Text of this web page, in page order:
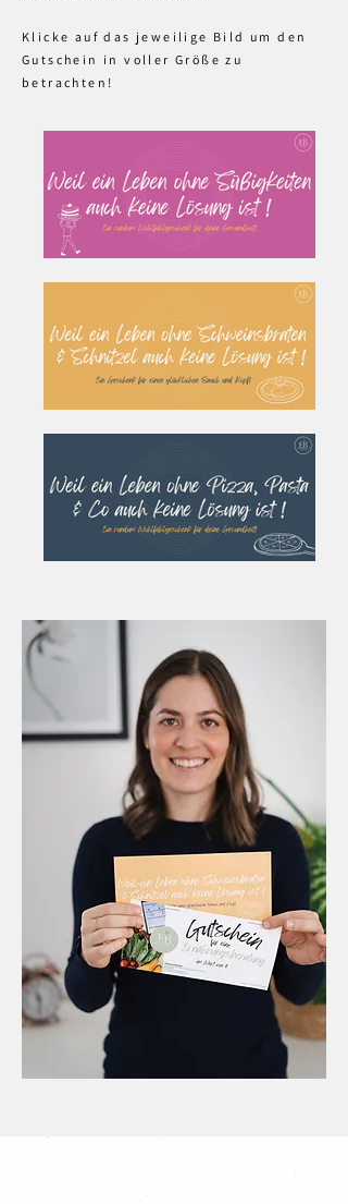
Klicke auf das jeweilige Bild um den
Gutschein in voller Größe zu
betrachten!